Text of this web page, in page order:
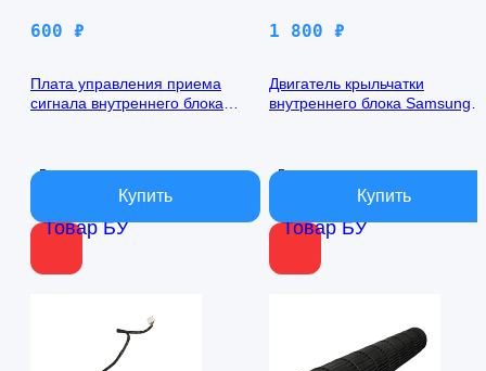
Товар БУ
600 ₽
Плата управления приема
сигнала внутреннего блока
В наличии
Товар БУ
1 800 ₽
Двигатель крыльчатки
внутреннего блока Samsung
В наличии